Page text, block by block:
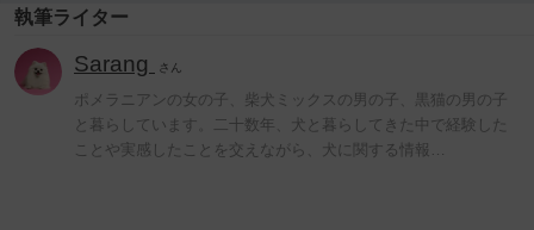
執筆ライター
Sarang さん
ポメラニアンの女の子、柴犬ミックスの男の子、黒猫の男の子
と暮らしています。二十数年、犬と暮らしてきた中で経験した
ことや実感したことを交えながら、犬に関する情報…